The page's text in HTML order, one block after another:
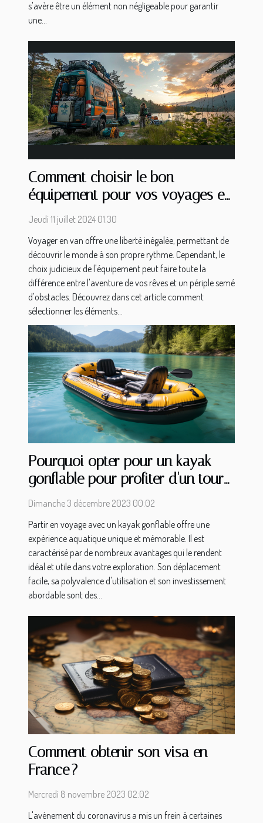
s'avère être un élément non négligeable pour garantir
une...
Comment choisir le bon
équipement pour vos voyages en
van
Jeudi 11 juillet 2024 01:30
Voyager en van offre une liberté inégalée, permettant de
découvrir le monde à son propre rythme. Cependant, le
choix judicieux de l'équipement peut faire toute la
différence entre l'aventure de vos rêves et un périple semé
d'obstacles. Découvrez dans cet article comment
sélectionner les éléments...
Pourquoi opter pour un kayak
gonflable pour profiter d'un tour
sur l'eau lors d'un séjour ?
Dimanche 3 décembre 2023 00:02
Partir en voyage avec un kayak gonflable offre une
expérience aquatique unique et mémorable. Il est
caractérisé par de nombreux avantages qui le rendent
idéal et utile dans votre exploration. Son déplacement
facile, sa polyvalence d'utilisation et son investissement
abordable sont des...
Comment obtenir son visa en
France ?
Mercredi 8 novembre 2023 02:02
L'avènement du coronavirus a mis un frein à certaines